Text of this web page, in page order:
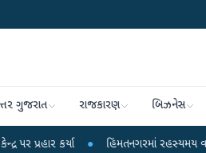
ગુજરાત રાજકારણ બિઝનેસ
● હિંમતનગરમાં રહસ્યમય વાયરસ કે